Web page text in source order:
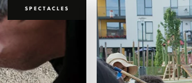
SPECTACLES